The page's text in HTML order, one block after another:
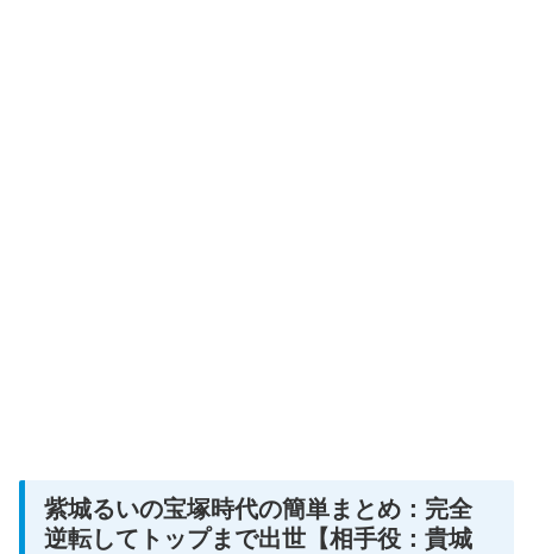
紫城るいの宝塚時代の簡単まとめ：完全
逆転してトップまで出世【相手役：貴城